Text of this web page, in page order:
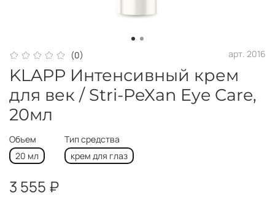
(0) арт. 2016
KLAPP Интенсивный крем
для век / Stri-PeXan Eye Care,
20мл
Объем
20 мл
Тип средства
крем для глаз
3 555 ₽